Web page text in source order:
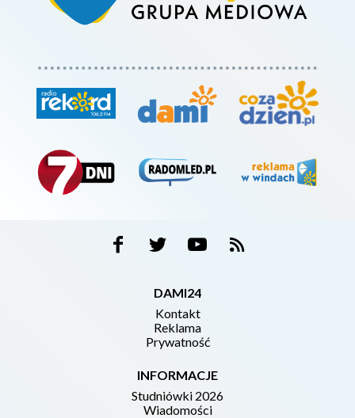
DAMI24
Kontakt
Reklama
Prywatność
INFORMACJE
Studniówki 2026
Wiadomości